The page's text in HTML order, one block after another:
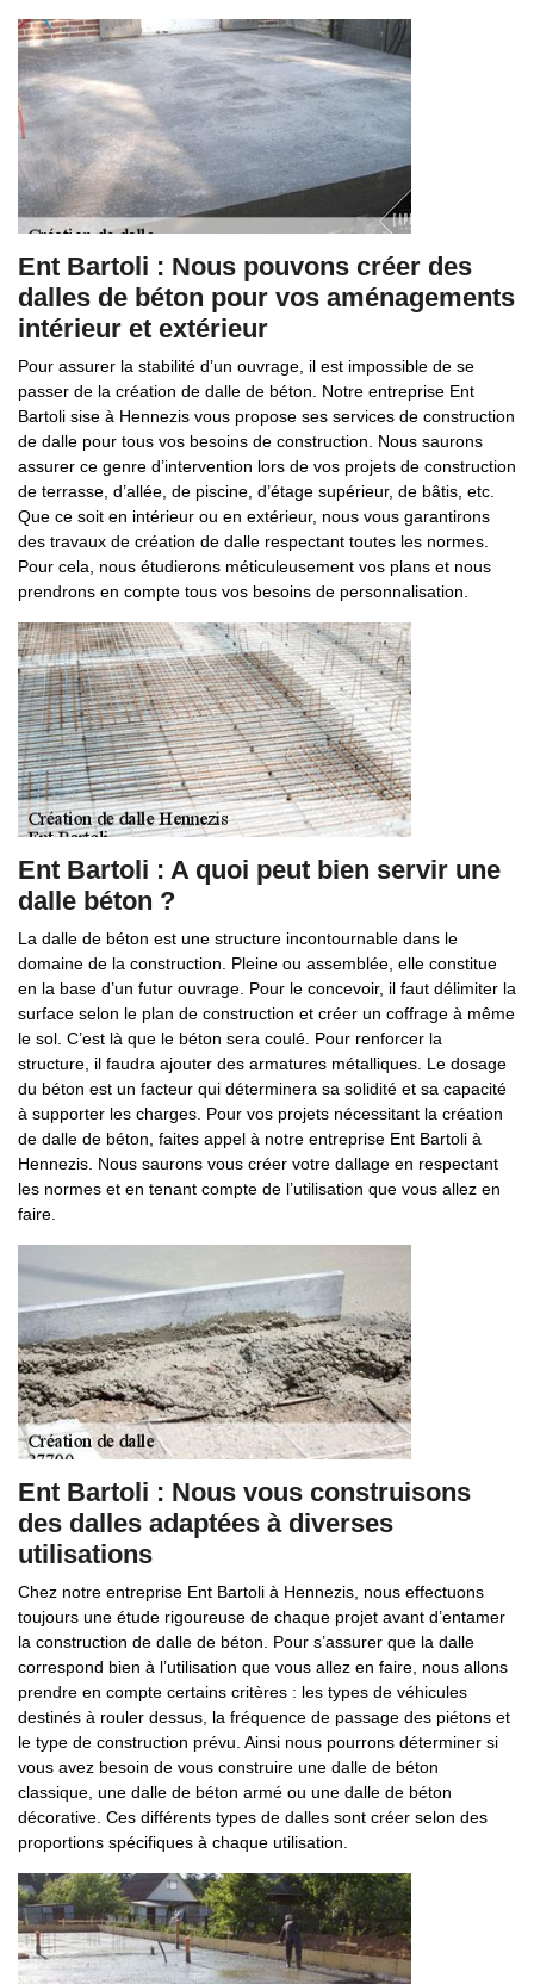
Ent Bartoli : Nous pouvons créer des
dalles de béton pour vos aménagements
intérieur et extérieur
Pour assurer la stabilité d’un ouvrage, il est impossible de se
passer de la création de dalle de béton. Notre entreprise Ent
Bartoli sise à Hennezis vous propose ses services de construction
de dalle pour tous vos besoins de construction. Nous saurons
assurer ce genre d’intervention lors de vos projets de construction
de terrasse, d’allée, de piscine, d’étage supérieur, de bâtis, etc.
Que ce soit en intérieur ou en extérieur, nous vous garantirons
des travaux de création de dalle respectant toutes les normes.
Pour cela, nous étudierons méticuleusement vos plans et nous
prendrons en compte tous vos besoins de personnalisation.
Ent Bartoli : A quoi peut bien servir une
dalle béton ?
La dalle de béton est une structure incontournable dans le
domaine de la construction. Pleine ou assemblée, elle constitue
en la base d’un futur ouvrage. Pour le concevoir, il faut délimiter la
surface selon le plan de construction et créer un coffrage à même
le sol. C’est là que le béton sera coulé. Pour renforcer la
structure, il faudra ajouter des armatures métalliques. Le dosage
du béton est un facteur qui déterminera sa solidité et sa capacité
à supporter les charges. Pour vos projets nécessitant la création
de dalle de béton, faites appel à notre entreprise Ent Bartoli à
Hennezis. Nous saurons vous créer votre dallage en respectant
les normes et en tenant compte de l’utilisation que vous allez en
faire.
Ent Bartoli : Nous vous construisons
des dalles adaptées à diverses
utilisations
Chez notre entreprise Ent Bartoli à Hennezis, nous effectuons
toujours une étude rigoureuse de chaque projet avant d’entamer
la construction de dalle de béton. Pour s’assurer que la dalle
correspond bien à l’utilisation que vous allez en faire, nous allons
prendre en compte certains critères : les types de véhicules
destinés à rouler dessus, la fréquence de passage des piétons et
le type de construction prévu. Ainsi nous pourrons déterminer si
vous avez besoin de vous construire une dalle de béton
classique, une dalle de béton armé ou une dalle de béton
décorative. Ces différents types de dalles sont créer selon des
proportions spécifiques à chaque utilisation.